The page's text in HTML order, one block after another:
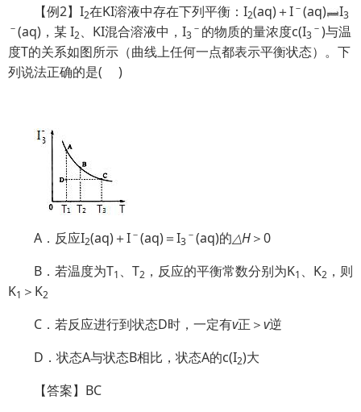
【例2】I2在KI溶液中存在下列平衡：I2(aq)＋I－(aq) I3
－(aq)，某 I2、KI混合溶液中，I3
－ 的物质的量浓度c(I3
－)与温
度T的关系如图所示（曲线上任何一点都表示平衡状态）。下
列说法正确的是( )
A．反应I2(aq)＋I－(aq)＝I3
－(aq)的△H＞0
B．若温度为T1 、T2 ，反应的平衡常数分别为K1 、K2 ，则
K1 ＞K2
C．若反应进行到状态D时，一定有v正＞v逆
D．状态A与状态B相比，状态A的c(I2)大
【答案】BC